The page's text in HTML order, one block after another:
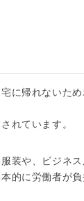
に帰れないた
されています。
装や、ビジネ
的に労働者が負